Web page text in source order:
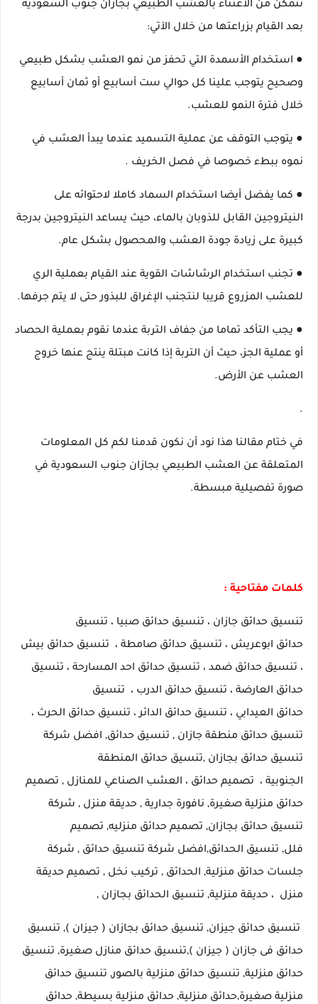
نتمكن من الاعتناء بالعشب الطبيعي بجازان جنوب السعودية
بعد القيام بزراعتها من خلال الآتي:
● استخدام الأسمدة التي تحفز من نمو العشب بشكل طبيعي
وصحيح يتوجب علينا كل حوالي ست أسابيع أو ثمان أسابيع
خلال فترة النمو للعشب.
● يتوجب التوقف عن عملية التسميد عندما يبدأ العشب في
نموه ببطء خصوصا في فصل الخريف .
● كما يفضل أيضا استخدام السماد كاملا لاحتوائه على
النيتروجين القابل للذوبان بالماء، حيث يساعد النيتروجين بدرجة
كبيرة على زيادة جودة العشب والمحصول بشكل عام.
● تجنب استخدام الرشاشات القوية عند القيام بعملية الري
للعشب المزروع قريبا لنتجنب الإغراق للبذور حتى لا يتم جرفها.
● يجب التأكد تماما من جفاف التربة عندما نقوم بعملية الحصاد
أو عملية الجز، حيث أن التربة إذا كانت مبتلة ينتج عنها خروج
العشب عن الأرض.
.
في ختام مقالنا هذا نود أن نكون قدمنا لكم كل المعلومات
المتعلقة عن العشب الطبيعي بجازان جنوب السعودية في
صورة تفصيلية مبسطة.
كلمات مفتاحية :
تنسيق حدائق جازان ، تنسيق حدائق صبيا ، تنسيق
حدائق ابوعريش ، تنسيق حدائق صامطة ، تنسيق حدائق بيش
، تنسيق حدائق ضمد ، تنسيق حدائق احد المسارحة ، تنسيق
حدائق العارضة ، تنسيق حدائق الدرب ،
تنسيق
حدائق العيدابي ، تنسيق حدائق الدائر، تنسيق حدائق الحرث ،
تنسيق حدائق منطقة جازان , تنسيق حدائق, افضل شركة
تنسيق حدائق بجازان ,تنسيق حدائق المنطقة
الجنوبية ،
تصميم حدائق ، العشب الصناعي للمنازل , تصميم
حدائق منزلية صغيرة, نافورة جدارية , حديقة منزل , شركة
تنسيق حدائق بجازان, تصميم حدائق منزليه, تصميم
فلل, تنسيق الحدائق,افضل شركة تنسيق حدائق , شركة
جلسات حدائق منزلية, الحدائق , تركيب نخل , تصميم حديقة
منزل
، حديقة منزلية, تنسيق الحدائق بجازان ,
تنسيق حدائق جيزان, تنسيق حدائق بجازان ( جيزان ), تنسيق
حدائق فى جازان ( جيزان ),تنسيق حدائق منازل صغيرة, تنسيق
حدائق منزلية, تنسيق حدائق منزلية بالصور, تنسيق حدائق
منزلية صغيرة,حدائق منزلية, حدائق منزلية بسيطة, حدائق